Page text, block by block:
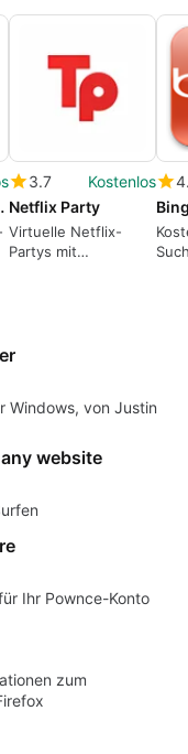
(Chrome)
3.7
Kostenlos
Netflix Party
Virtuelle Netflix-
Partys mit
Windows, von Justin
website
Ihr Pownce-Konto
zum